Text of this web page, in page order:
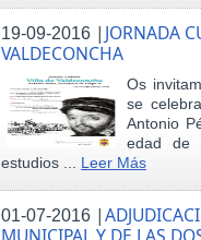
19-09-2016 | JORNADA
VALDECONCHA
Os
se
Antonio
edad de
estudios ... Leer Más
01-07-2016 |
MUNICIPAL Y DE LAS